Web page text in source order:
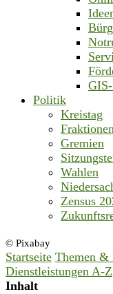
Politik
Kreistag
Gremien
Wahlen
Zensus
© Pixabay
Startseite Themen &
Dienstleistungen A-Z
Inhalt